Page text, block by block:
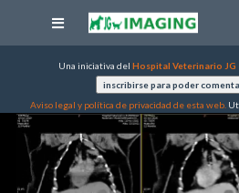
Una iniciativa del Hospital Veterinario JG
Aviso legal y política de privacidad de esta web.